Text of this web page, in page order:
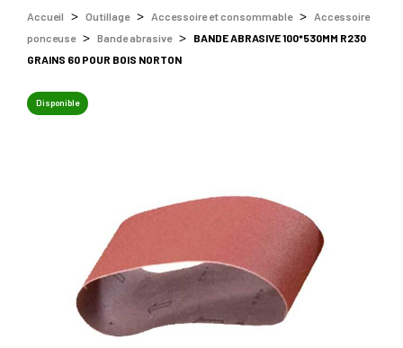
Accueil Outillage Accessoire et consommable
Accessoire
ponceuse
Bande abrasive
BANDE ABRASIVE 100*530MM R230
GRAINS 60 POUR BOIS NORTON
Disponible